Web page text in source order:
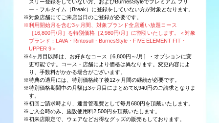
スリー登録をしていない方、およびBurnesStyleでプレミアム フリ
ー・フルタイム（Break）に登録をしていない方が対象となります。
※対象店舗にてご来店当日のご登録が必要です。
※利用開始月を含む3ヶ月間、対象ブランド全店通い放題コース
［16,800円/月］を特別価格［2,980円/月］に割引いたします。＜対象
ブランド：LAVA・Rintosull・BurnesStyle・FIVE ELEMENT FIT・
UPPER 9＞
※4ヶ月目以降は、お好きなコース［6,800円～/月］・オプションに変
更可能です。コース・店舗により価格は異なります。変更内容によ
り、手数料がかかる場合がございます。
※特典の適用には、特別価格終了後12ヶ月間の継続が必要です。
※特別価格期間中の月額は3ヶ月目にまとめて8,940円のご請求となりま
す。
※初回ご請求時より、運営管理費として毎月680円を頂戴いたします。
※ご入会時のみ、施設使用料2,500円を頂戴いたします。
※初来店限定で、ウェアなどお得なグッズの販売もしております。